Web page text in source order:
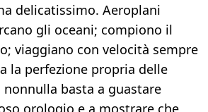
delicatissimo. Aeroplani
gli oceani; compiono il
viaggiano con velocità sempre
la perfezione propria delle
nonnulla basta a guastare
orologio e a mostrare che